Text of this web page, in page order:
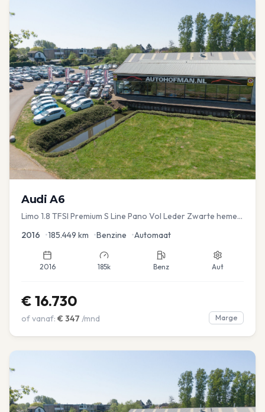
Audi A6
Limo 1.8 TFSI Premium S Line Pano Vol Leder Zwarte hemel
2016 •185.449 km •Benzine •Automaat
2016 185k Benz Aut
€ 16.730
of vanaf: € 347 /mnd Marge